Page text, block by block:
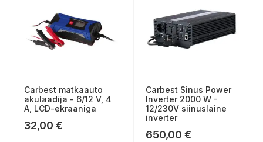
Carbest matkaauto
akulaadija - 6/12 V, 4
A, LCD-ekraaniga
32,00 €
Carbest Sinus Power
Inverter 2000 W -
12/230V siinuslaine
inverter
650,00 €